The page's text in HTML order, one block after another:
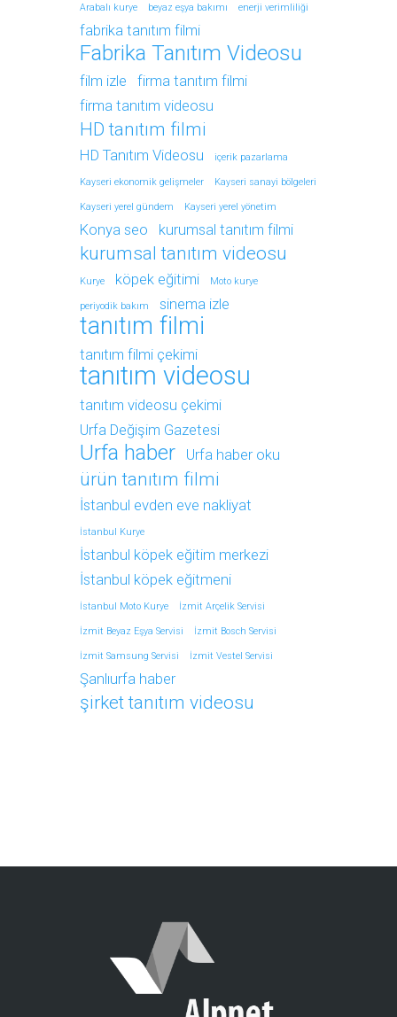
Arabalı kurye beyaz eşya bakımı enerji verimliliği
fabrika tanıtım filmi
Fabrika Tanıtım Videosu
film izle
firma tanıtım filmi
firma tanıtım videosu
HD tanıtım filmi
HD Tanıtım Videosu içerik pazarlama
Kayseri ekonomik gelişmeler Kayseri sanayi bölgeleri
Kayseri yerel gündem Kayseri yerel yönetim
Konya seo kurumsal tanıtım filmi
kurumsal tanıtım videosu
Kurye köpek eğitimi Moto kurye
periyodik bakım sinema izle
tanıtım filmi
tanıtım filmi çekimi
tanıtım videosu
tanıtım videosu çekimi
Urfa Değişim Gazetesi
Urfa haber Urfa haber oku
ürün tanıtım filmi
İstanbul evden eve nakliyat
İstanbul Kurye
İstanbul köpek eğitim merkezi
İstanbul köpek eğitmeni
İstanbul Moto Kurye İzmit Arçelik Servisi
İzmit Beyaz Eşya Servisi İzmit Bosch Servisi
İzmit Samsung Servisi İzmit Vestel Servisi
Şanlıurfa haber
şirket tanıtım videosu